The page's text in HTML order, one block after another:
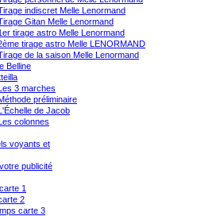
indiscret Melle Lenormand
Gitan Melle Lenormand
tirage astro Melle Lenormand
tirage astro Melle LENORMAND
de la saison Melle Lenormand
Belline
3 marches
préliminaire
de Jacob
colonnes
voyants et
publicité
1
2
carte 3